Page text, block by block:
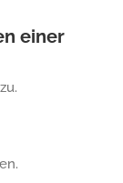
einer